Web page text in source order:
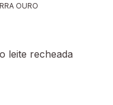
OURO
leite recheada